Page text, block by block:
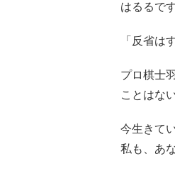
はるるで
「反省は
プロ棋士
ことはな
今生きて
私も、あ